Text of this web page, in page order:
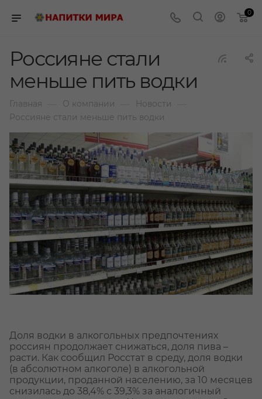
0
Россияне стали
меньше пить водки
Главная О компании Новости
Россияне стали меньше пить водки
Доля водки в алкогольных предпочтениях
россиян продолжает снижаться, доля пива –
расти. Как сообщил Росстат в среду, доля водки
(в абсолютном алкоголе) в алкогольной
продукции, проданной населению, за 10 месяцев
снизилась до 38,4% с 39,3% за аналогичный